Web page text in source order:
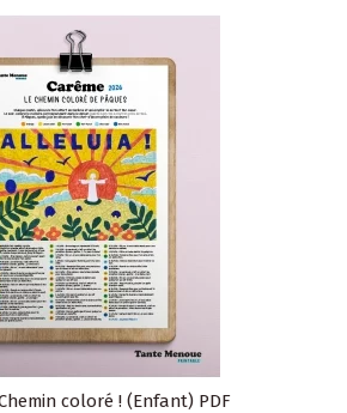
Chemin coloré ! (Enfant) PDF